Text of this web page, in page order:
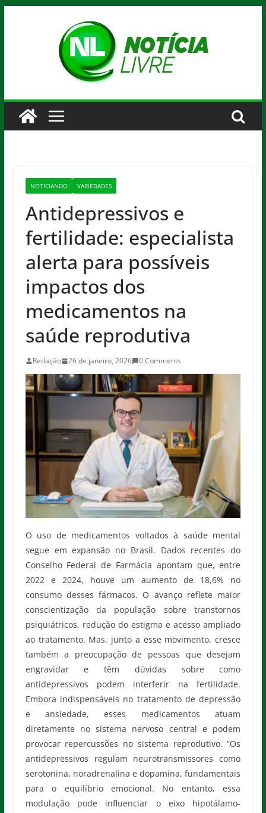
NOTICIANDO VARIEDADES
Antidepressivos e
fertilidade: especialista
alerta para possíveis
impactos dos
medicamentos na
saúde reprodutiva
Redação 26 de janeiro, 2026 0 Comments
O uso de medicamentos voltados à saúde mental
segue em expansão no Brasil. Dados recentes do
Conselho Federal de Farmácia apontam que, entre
2022 e 2024, houve um aumento de 18,6% no
consumo desses fármacos. O avanço reflete maior
conscientização da população sobre transtornos
psiquiátricos, redução do estigma e acesso ampliado
ao tratamento. Mas, junto a esse movimento, cresce
também a preocupação de pessoas que desejam
engravidar e têm dúvidas sobre como
antidepressivos podem interferir na fertilidade.
Embora indispensáveis no tratamento de depressão
e ansiedade, esses medicamentos atuam
diretamente no sistema nervoso central e podem
provocar repercussões no sistema reprodutivo. “Os
antidepressivos regulam neurotransmissores como
serotonina, noradrenalina e dopamina, fundamentais
para o equilíbrio emocional. No entanto, essa
modulação pode influenciar o eixo hipotálamo-